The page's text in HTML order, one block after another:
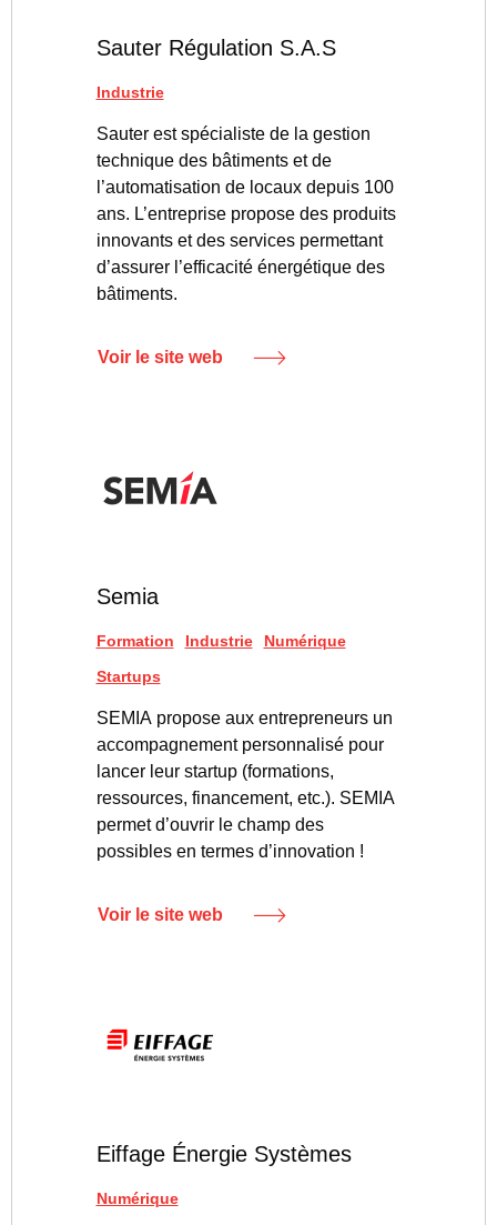
Sauter Régulation S.A.S
Industrie
Sauter est spécialiste de la gestion
technique des bâtiments et de
l’automatisation de locaux depuis 100
ans. L’entreprise propose des produits
innovants et des services permettant
d’assurer l’efficacité énergétique des
bâtiments.
Voir le site web
Semia
Formation Industrie
Numérique
Startups
SEMIA propose aux entrepreneurs un
accompagnement personnalisé pour
lancer leur startup (formations,
ressources, financement, etc.). SEMIA
permet d’ouvrir le champ des
possibles en termes d’innovation !
Voir le site web
Eiffage Énergie Systèmes
Numérique